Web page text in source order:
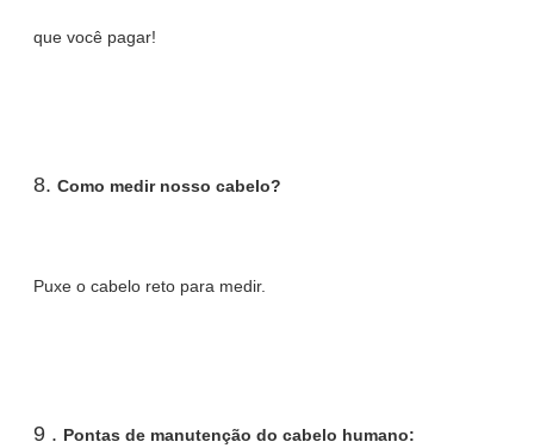
que você pagar!
8. Como medir nosso cabelo?
Puxe o cabelo reto para medir.
9 . Pontas de manutenção do cabelo humano: